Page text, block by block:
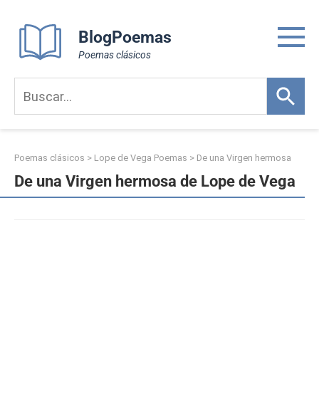
content
BlogPoemas
Poemas clásicos
Poemas clásicos > Lope de Vega Poemas > De una Virgen hermosa
De una Virgen hermosa de Lope de Vega